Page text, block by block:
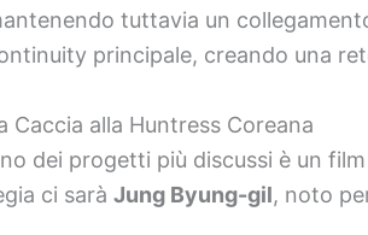
tuttavia un
principale, creando una
Caccia alla Huntress Coreana
dei progetti più discussi è un
ci sarà Jung Byung-gil, noto